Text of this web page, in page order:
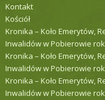
Kontakt
Kościół
Kronika – Koło Emerytów,
Inwalidów w Pobierowie
Kronika – Koło Emerytów,
Inwalidów w Pobierowie
Kronika – Koło Emerytów,
Inwalidów w Pobierowie